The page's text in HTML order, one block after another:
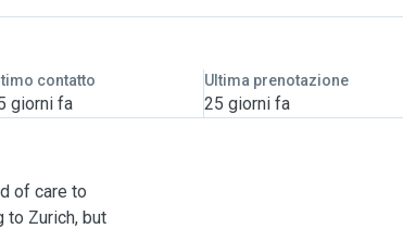
contatto
giorni fa
Ultima prenotazione
25 giorni fa
of care to
to Zurich, but